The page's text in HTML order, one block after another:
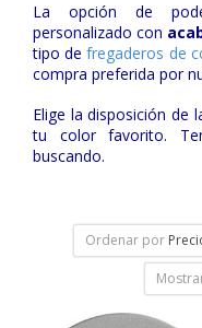
La opción de
personalizado con
tipo defregaderos de
compra preferida por
Elige la disposición de
tu color favorito.
buscando.
Ordenar por